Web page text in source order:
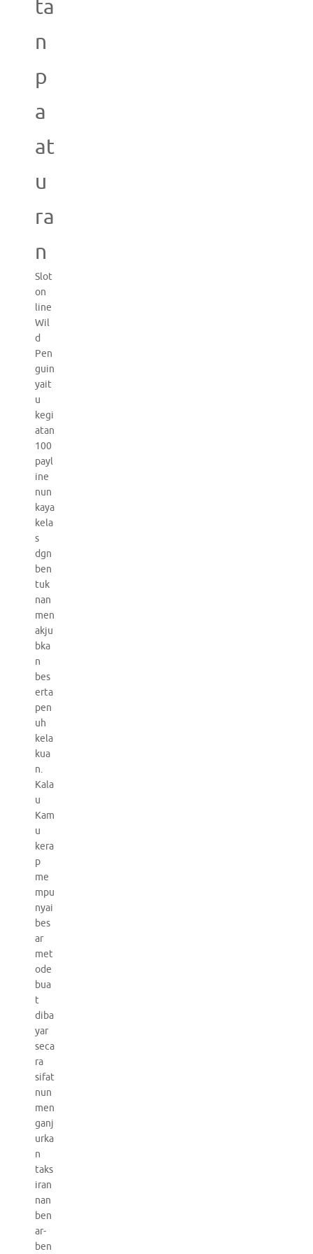
ta
n
p
a
at
u
ra
n
Slot
on
line
Wil
d
Pen
guin
yait
u
kegi
atan
100
payl
ine
nun
kaya
kela
s
dgn
ben
tuk
nan
men
akju
bka
n
bes
erta
pen
uh
kela
kua
n.
Kala
u
Kam
u
kera
p
me
mpu
nyai
bes
ar
met
ode
bua
t
diba
yar
seca
ra
sifat
nun
men
ganj
urka
n
taks
iran
nan
ben
ar-
ben